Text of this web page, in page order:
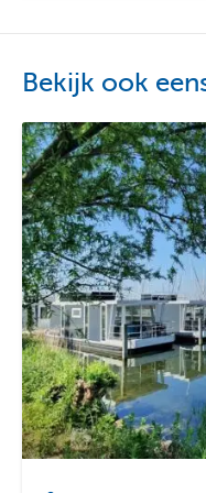
Bekijk ook